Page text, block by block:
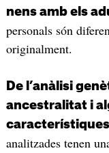
nens amb els
personals són
originalment.
De l’anàlisi
ancestralitat i
analitzades tenen